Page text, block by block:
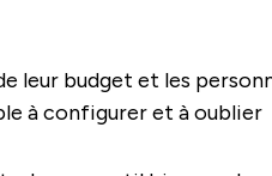
leur budget et les
à configurer et à oublier